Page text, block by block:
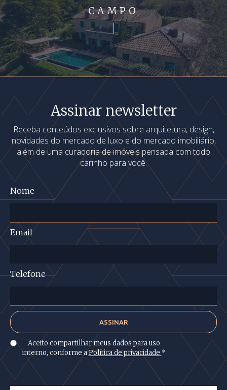
CAMPO
Assinar newsletter
Receba conteúdos exclusivos sobre arquitetura, design,
novidades do mercado de luxo e do mercado imobiliário,
além de uma curadoria de imóveis pensada com todo
carinho para você.
Nome
Email
Telefone
Aceito compartilhar meus dados para uso
interno, conforme aPolítica de privacidade *